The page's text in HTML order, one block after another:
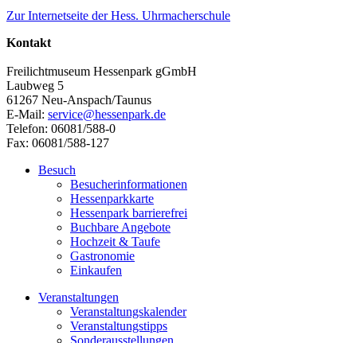
Zur Internetseite der Hess. Uhrmacherschule
Kontakt
Freilichtmuseum Hessenpark gGmbH
Laubweg 5
61267 Neu-Anspach/Taunus
E-Mail: service@hessenpark.de
Telefon: 06081/588-0
Fax: 06081/588-127
Besuch
Besucherinformationen
Hessenparkkarte
Hessenpark barrierefrei
Buchbare Angebote
Hochzeit & Taufe
Gastronomie
Einkaufen
Veranstaltungen
Veranstaltungskalender
Veranstaltungstipps